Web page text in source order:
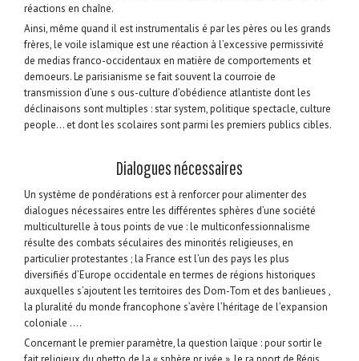
réactions en chaîne.
Ainsi, même quand il est instrumentalis é par les pères ou les grands
frères, le voile islamique est une réaction à l’excessive permissivité
de medias franco-occidentaux en matière de comportements et
demoeurs. Le parisianisme se fait souvent la courroie de
transmission d’une s ous-culture d’obédience atlantiste dont les
déclinaisons sont multiples : star system, politique spectacle, culture
people… et dont les scolaires sont parmi les premiers publics cibles.
Dialogues nécessaires
Un système de pondérations est à renforcer pour alimenter des
dialogues nécessaires entre les différentes sphères d’une société
multiculturelle à tous points de vue : le multiconfessionnalisme
résulte des combats séculaires des minorités religieuses, en
particulier protestantes ; la France est l’un des pays les plus
diversifiés d’Europe occidentale en termes de régions historiques
auxquelles s’ajoutent les territoires des Dom-Tom et des banlieues ,
la pluralité du monde francophone s’avère l’héritage de l’expansion
coloniale ….
Concernant le premier paramètre, la question laïque : pour sortir le